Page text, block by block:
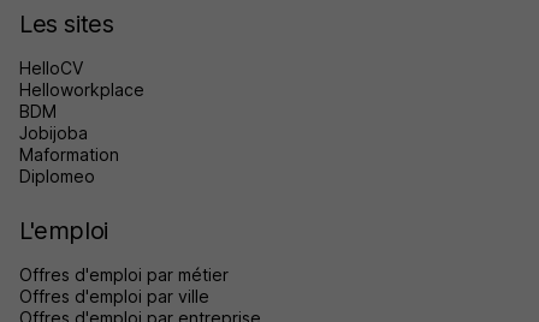
Les sites
HelloCV
Helloworkplace
BDM
Jobijoba
Maformation
Diplomeo
L'emploi
Offres d'emploi par métier
Offres d'emploi par ville
Offres d'emploi par entreprise